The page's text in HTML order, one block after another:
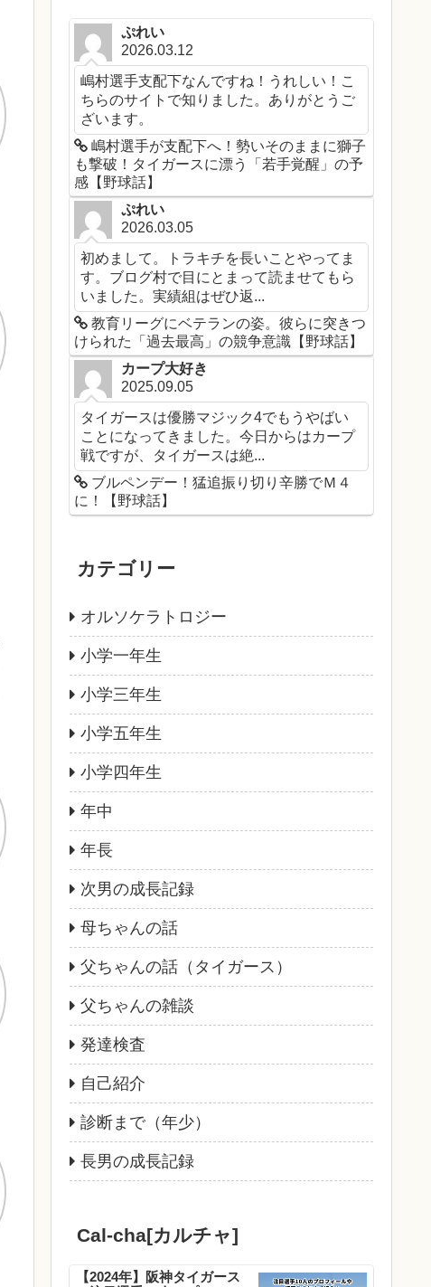
ぷれい
2026.03.12
嶋村選手支配下なんですね！うれしい！こ
ちらのサイトで知りました。ありがとうご
ざいます。
嶋村選手が支配下へ！勢いそのままに獅子
も撃破！タイガースに漂う「若手覚醒」の予
感【野球話】
ぷれい
2026.03.05
初めまして。トラキチを長いことやってま
す。ブログ村で目にとまって読ませてもら
いました。実績組はぜひ返...
教育リーグにベテランの姿。彼らに突きつ
けられた「過去最高」の競争意識【野球話】
カープ大好き
2025.09.05
タイガースは優勝マジック4でもうやばい
ことになってきました。今日からはカープ
戦ですが、タイガースは絶...
ブルペンデー！猛追振り切り辛勝でＭ４
に！【野球話】
カテゴリー
オルソケラトロジー
小学一年生
小学三年生
小学五年生
小学四年生
年中
年長
次男の成長記録
母ちゃんの話
父ちゃんの話（タイガース）
父ちゃんの雑談
発達検査
自己紹介
診断まで（年少）
長男の成長記録
Cal-cha[カルチャ]
【2024年】阪神タイガース